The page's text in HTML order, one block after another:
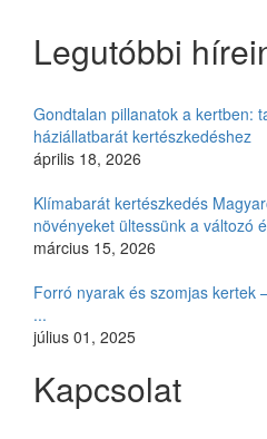
Legutóbbi
Gondtalan pillanatok a kertben:
háziállatbarát kertészkedéshez
április 18, 2026
Klímabarát kertészkedés
növényeket ültessünk a változó
március 15, 2026
Forró nyarak és szomjas kertek
...
július 01, 2025
Kapcsolat